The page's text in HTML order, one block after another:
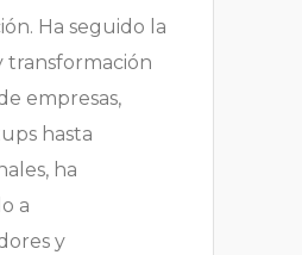
Ha seguido la
transformación
empresas,
hasta
ha
a
y